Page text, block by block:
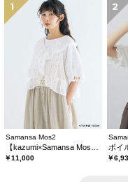
1
Samansa Mos2
￥11,000
2
￥